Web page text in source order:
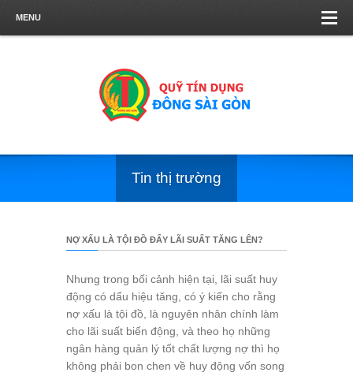
MENU
Tin thị trường
NỢ XẤU LÀ TỘI ĐỒ ĐẨY LÃI SUẤT TĂNG LÊN?
Nhưng trong bối cảnh hiện tại, lãi suất huy
động có dấu hiệu tăng, có ý kiến cho rằng
nợ xấu là tội đồ, là nguyên nhân chính làm
cho lãi suất biến động, và theo họ những
ngân hàng quản lý tốt chất lượng nợ thì họ
không phải bon chen về huy động vốn song